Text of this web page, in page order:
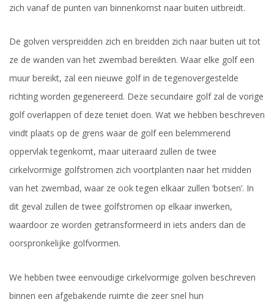
zich vanaf de punten van binnenkomst naar buiten uitbreidt.
De golven verspreidden zich en breidden zich naar buiten uit tot
ze de wanden van het zwembad bereikten. Waar elke golf een
muur bereikt, zal een nieuwe golf in de tegenovergestelde
richting worden gegenereerd. Deze secundaire golf zal de vorige
golf overlappen of deze teniet doen. Wat we hebben beschreven
vindt plaats op de grens waar de golf een belemmerend
oppervlak tegenkomt, maar uiteraard zullen de twee
cirkelvormige golfstromen zich voortplanten naar het midden
van het zwembad, waar ze ook tegen elkaar zullen ‘botsen’. In
dit geval zullen de twee golfstromen op elkaar inwerken,
waardoor ze worden getransformeerd in iets anders dan de
oorspronkelijke golfvormen.
We hebben twee eenvoudige cirkelvormige golven beschreven
binnen een afgebakende ruimte die zeer snel hun